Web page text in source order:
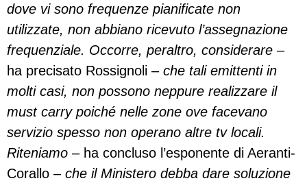
dove vi sono frequenze pianificate non
utilizzate, non abbiano ricevuto l’assegnazione
frequenziale. Occorre, peraltro, considerare –
ha precisato Rossignoli – che tali emittenti in
molti casi, non possono neppure realizzare il
must carry poiché nelle zone ove facevano
servizio spesso non operano altre tv locali.
Riteniamo – ha concluso l’esponente di Aeranti-
Corallo – che il Ministero debba dare soluzione